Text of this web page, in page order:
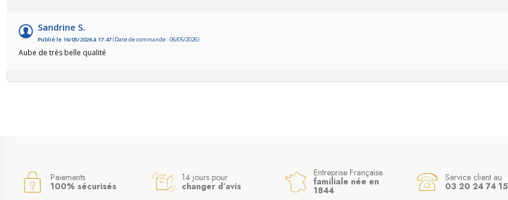
Sandrine S.
Publié le 16/05/2026 à 17:47(Date de commande : 06/05/2026)
Aube de très belle qualité
Paiements
100% sécurisés
14 jours pour
changer d’avis
Entreprise Française
familiale née en
1844
Service client au
03 20 24 74 15